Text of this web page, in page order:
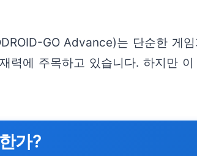
GO Advance)는 단순한 게
력에 주목하고 있습니다. 하지만
가?